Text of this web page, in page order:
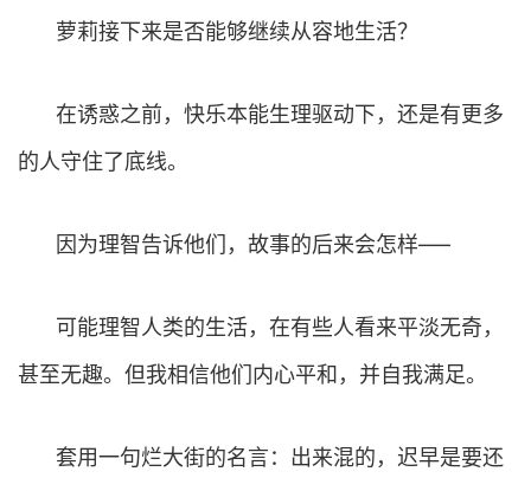
萝莉接下来是否能够继续从容地生活？
在诱惑之前，快乐本能生理驱动下，还是有更多
的人守住了底线。
因为理智告诉他们，故事的后来会怎样—–
可能理智人类的生活，在有些人看来平淡无奇，
甚至无趣。但我相信他们内心平和，并自我满足。
套用一句烂大街的名言：出来混的，迟早是要还